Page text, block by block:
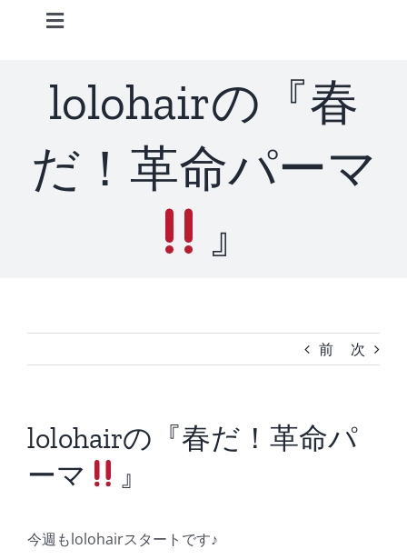
Toggle
STAFF
ACCESS
BLOG
Reservation
lolohairの『春
だ！革命パーマ
』
前 次
lolohairの『春だ！革命パ
ーマ
』
今週もlolohairスタートです♪